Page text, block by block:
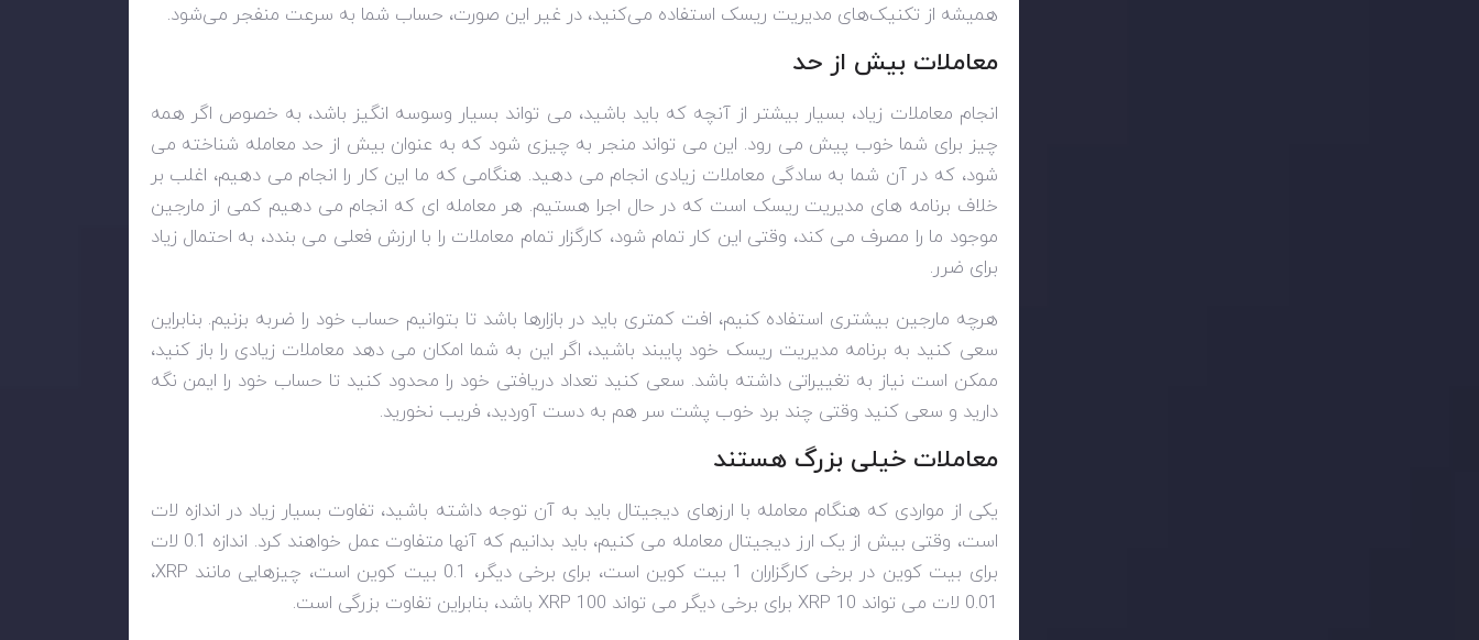
همیشه از تکنیک‌های مدیریت ریسک استفاده می‌کنید، در غیر این صورت، حساب شما به سرعت منفجر می‌شود.
معاملات بیش از حد
انجام معاملات زیاد، بسیار بیشتر از آنچه که باید باشید، می تواند بسیار وسوسه انگیز باشد، به خصوص اگر همه
چیز برای شما خوب پیش می رود. این می تواند منجر به چیزی شود که به عنوان بیش از حد معامله شناخته می
شود، که در آن شما به سادگی معاملات زیادی انجام می دهید. هنگامی که ما این کار را انجام می دهیم، اغلب بر
خلاف برنامه های مدیریت ریسک است که در حال اجرا هستیم. هر معامله ای که انجام می دهیم کمی از مارجین
موجود ما را مصرف می کند، وقتی این کار تمام شود، کارگزار تمام معاملات را با ارزش فعلی می بندد، به احتمال زیاد
برای ضرر.
هرچه مارجین بیشتری استفاده کنیم، افت کمتری باید در بازارها باشد تا بتوانیم حساب خود را ضربه بزنیم. بنابراین
سعی کنید به برنامه مدیریت ریسک خود پایبند باشید، اگر این به شما امکان می دهد معاملات زیادی را باز کنید،
ممکن است نیاز به تغییراتی داشته باشد. سعی کنید تعداد دریافتی خود را محدود کنید تا حساب خود را ایمن نگه
دارید و سعی کنید وقتی چند برد خوب پشت سر هم به دست آوردید، فریب نخورید.
معاملات خیلی بزرگ هستند
یکی از مواردی که هنگام معامله با ارزهای دیجیتال باید به آن توجه داشته باشید، تفاوت بسیار زیاد در اندازه لات
است، وقتی بیش از یک ارز دیجیتال معامله می کنیم، باید بدانیم که آنها متفاوت عمل خواهند کرد. اندازه 0.1 لات
برای بیت کوین در برخی کارگزاران 1 بیت کوین است، برای برخی دیگر، 0.1 بیت کوین است، چیزهایی مانند
XRP،
0.01 لات می تواند 10 XRP برای برخی دیگر می تواند 100 XRP باشد، بنابراین تفاوت بزرگی است.